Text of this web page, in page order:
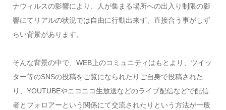
ナウィルスの影響により、人が集まる場所への出入り制限の影
響にてリアルの状況では自由に行動出来ず、直接合う事がしず
らい背景があります。
そんな背景の中で、WEB上のコミュニティはもとより、ツイッ
ター等のSNSの投稿をご覧になられたりご自身で投稿された
り、YOUTUBEやニコニコ生放送などのライブ配信などで配信
者とフォロアーという関係にて交流されたりという方法が一般